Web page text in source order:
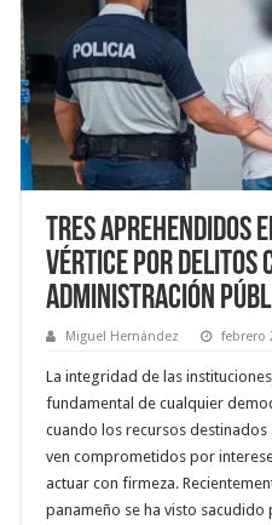
Tres aprehendidos
Vértice por delitos
administración
Miguel Hernández febrero
La integridad de las
fundamental de cualquier
cuando los recursos
ven comprometidos por
actuar con firmeza.
panameño se ha visto